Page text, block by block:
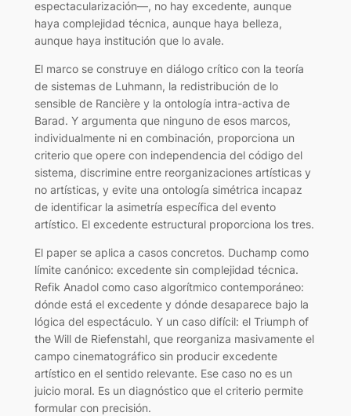
espectacularización—, no hay excedente, aunque
haya complejidad técnica, aunque haya belleza,
aunque haya institución que lo avale.
El marco se construye en diálogo crítico con la teoría
de sistemas de Luhmann, la redistribución de lo
sensible de Rancière y la ontología intra-activa de
Barad. Y argumenta que ninguno de esos marcos,
individualmente ni en combinación, proporciona un
criterio que opere con independencia del código del
sistema, discrimine entre reorganizaciones artísticas y
no artísticas, y evite una ontología simétrica incapaz
de identificar la asimetría específica del evento
artístico. El excedente estructural proporciona los tres.
El paper se aplica a casos concretos. Duchamp como
límite canónico: excedente sin complejidad técnica.
Refik Anadol como caso algorítmico contemporáneo:
dónde está el excedente y dónde desaparece bajo la
lógica del espectáculo. Y un caso difícil: el Triumph of
the Will de Riefenstahl, que reorganiza masivamente el
campo cinematográfico sin producir excedente
artístico en el sentido relevante. Ese caso no es un
juicio moral. Es un diagnóstico que el criterio permite
formular con precisión.